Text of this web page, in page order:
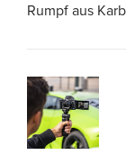
Rumpf aus